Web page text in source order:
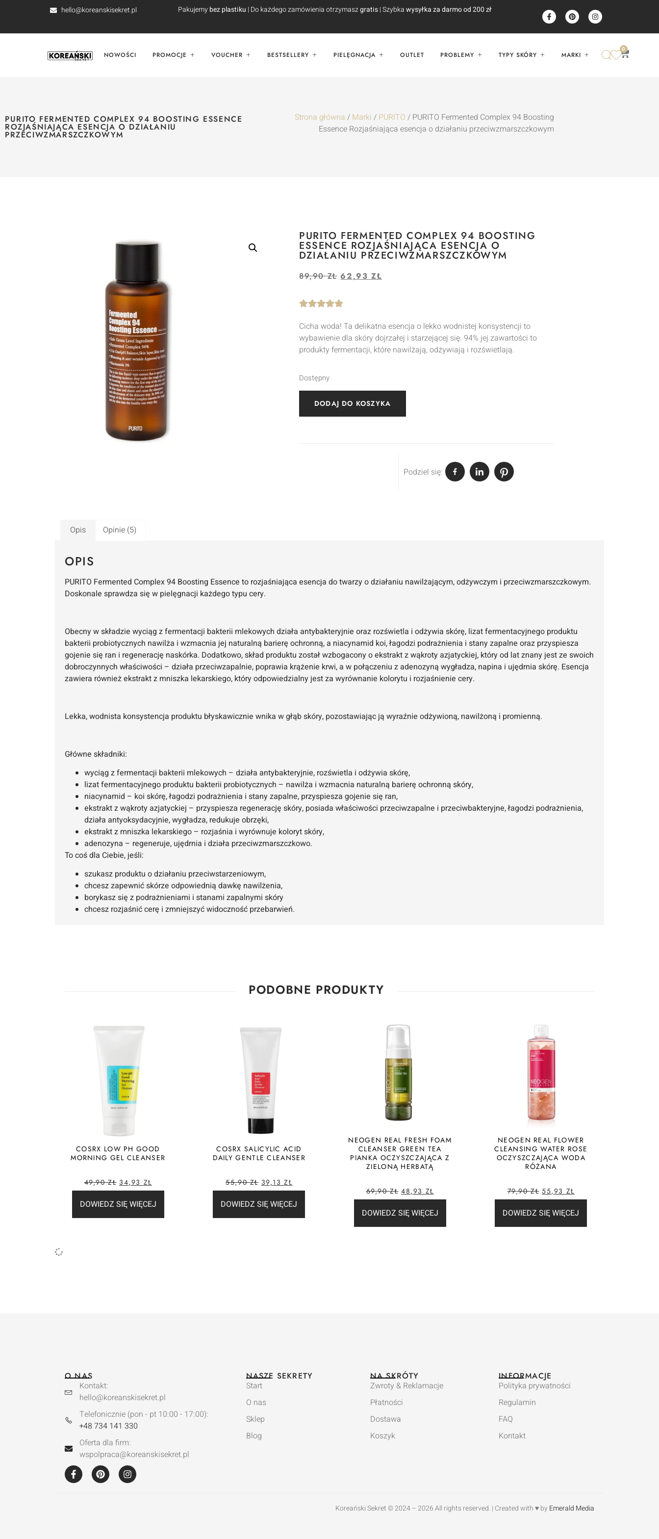
hello@koreanskisekret.pl Pakujemybez plastiku | Do każdego zamówienia otrzymaszgratis| Szybkawysyłka za darmo od 200 zł
NOWOŚCI PROMOCJE VOUCHER BESTSELLERY PIELĘGNACJA OUTLET PROBLEMY TYPY SKÓRY MARKI
0
PURITO FERMENTED COMPLEX 94 BOOSTING ESSENCE
ROZJAŚNIAJĄCA ESENCJA O DZIAŁANIU
PRZECIWZMARSZCZKOWYM
Strona główna / Marki / PURITO / PURITO Fermented Complex 94 Boosting
Essence Rozjaśniająca esencja o działaniu przeciwzmarszczkowym
PURITO FERMENTED COMPLEX 94 BOOSTING
ESSENCE ROZJAŚNIAJĄCA ESENCJA O
DZIAŁANIU PRZECIWZMARSZCZKOWYM
89,90ZŁ 62,93ZŁ
Cicha woda! Ta delikatna esencja o lekko wodnistej konsystencji to
wybawienie dla skóry dojrzałej i starzejącej się. 94% jej zawartości to
produkty fermentacji, które nawilżają, odżywiają i rozświetlają.
Dostępny
DODAJ DO KOSZYKA
Podziel się:
Opis Opinie (5)
OPIS
PURITO Fermented Complex 94 Boosting Essence to rozjaśniająca esencja do twarzy o działaniu nawilżającym, odżywczym i przeciwzmarszczkowym.
Doskonale sprawdza się w pielęgnacji każdego typu cery.
Obecny w składzie wyciąg z fermentacji bakterii mlekowych działa antybakteryjnie oraz rozświetla i odżywia skórę, lizat fermentacyjnego produktu
bakterii probiotycznych nawilża i wzmacnia jej naturalną barierę ochronną, a niacynamid koi, łagodzi podrażnienia i stany zapalne oraz przyspiesza
gojenie się ran i regenerację naskórka. Dodatkowo, skład produktu został wzbogacony o ekstrakt z wąkroty azjatyckiej, który od lat znany jest ze swoich
dobroczynnych właściwości – działa przeciwzapalnie, poprawia krążenie krwi, a w połączeniu z adenozyną wygładza, napina i ujędrnia skórę. Esencja
zawiera również ekstrakt z mniszka lekarskiego, który odpowiedzialny jest za wyrównanie kolorytu i rozjaśnienie cery.
Lekka, wodnista konsystencja produktu błyskawicznie wnika w głąb skóry, pozostawiając ją wyraźnie odżywioną, nawilżoną i promienną.
Główne składniki:
wyciąg z fermentacji bakterii mlekowych – działa antybakteryjnie, rozświetla i odżywia skórę,
lizat fermentacyjnego produktu bakterii probiotycznych – nawilża i wzmacnia naturalną barierę ochronną skóry,
niacynamid – koi skórę, łagodzi podrażnienia i stany zapalne, przyspiesza gojenie się ran,
ekstrakt z wąkroty azjatyckiej – przyspiesza regenerację skóry, posiada właściwości przeciwzapalne i przeciwbakteryjne, łagodzi podrażnienia,
działa antyoksydacyjnie, wygładza, redukuje obrzęki,
ekstrakt z mniszka lekarskiego – rozjaśnia i wyrównuje koloryt skóry,
adenozyna – regeneruje, ujędrnia i działa przeciwzmarszczkowo.
To coś dla Ciebie, jeśli:
szukasz produktu o działaniu przeciwstarzeniowym,
chcesz zapewnić skórze odpowiednią dawkę nawilżenia,
borykasz się z podrażnieniami i stanami zapalnymi skóry
chcesz rozjaśnić cerę i zmniejszyć widoczność przebarwień.
PODOBNE PRODUKTY
COSRX LOW PH GOOD
MORNING GEL CLEANSER
49,90ZŁ 34,93 ZŁ
DOWIEDZ SIĘ WIĘCEJ
COSRX SALICYLIC ACID
DAILY GENTLE CLEANSER
55,90ZŁ 39,13ZŁ
DOWIEDZ SIĘ WIĘCEJ
NEOGEN REAL FRESH FOAM
CLEANSER GREEN TEA
PIANKA OCZYSZCZAJĄCA Z
ZIELONĄ HERBATĄ
69,90ZŁ 48,93 ZŁ
DOWIEDZ SIĘ WIĘCEJ
NEOGEN REAL FLOWER
CLEANSING WATER ROSE
OCZYSZCZAJĄCA WODA
RÓŻANA
79,90ZŁ 55,93 ZŁ
DOWIEDZ SIĘ WIĘCEJ
O NAS
Kontakt:
hello@koreanskisekret.pl
Telefonicznie (pon - pt 10:00 - 17:00):
+48 734 141 330
Oferta dla firm:
wspolpraca@koreanskisekret.pl
NASZE SEKRETY
Start
O nas
Sklep
Blog
NA SKRÓTY
Zwroty & Reklamacje
Płatności
Dostawa
Koszyk
INFORMACJE
Polityka prywatności
Regulamin
FAQ
Kontakt
Koreański Sekret © 2024 – 2026 All rights reserved. | Created with ♥ by Emerald Media